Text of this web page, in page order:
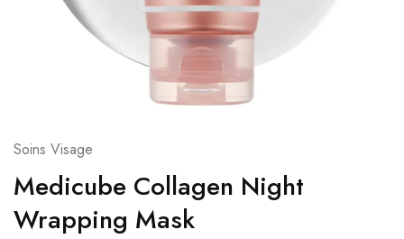
Soins Visage
Medicube Collagen Night
Wrapping Mask